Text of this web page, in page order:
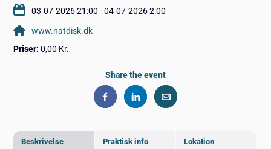
Beskrivelse Praktisk info Lokation
03-07-2026 21:00 - 04-07-2026 2:00
www.natdisk.dk
Priser: 0,00 Kr.
Share the event